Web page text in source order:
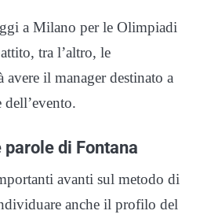
a Milano per le Olimpiadi
tra l’altro, le
avere il manager destinato a
dell’evento.
di Fontana
avanti sul metodo di
anche il profilo del